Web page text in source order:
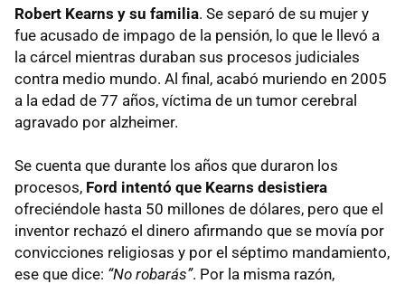
Robert Kearns y su familia. Se separó de su mujer y
fue acusado de impago de la pensión, lo que le llevó a
la cárcel mientras duraban sus procesos judiciales
contra medio mundo. Al final, acabó muriendo en 2005
a la edad de 77 años, víctima de un tumor cerebral
agravado por alzheimer.
Se cuenta que durante los años que duraron los
procesos, Ford intentó que Kearns desistiera
ofreciéndole hasta 50 millones de dólares, pero que el
inventor rechazó el dinero afirmando que se movía por
convicciones religiosas y por el séptimo mandamiento,
ese que dice: “No robarás”. Por la misma razón,